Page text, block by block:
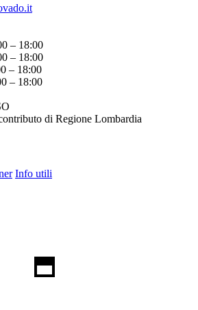
– 18:00
– 18:00
– 18:00
– 18:00
Info utili